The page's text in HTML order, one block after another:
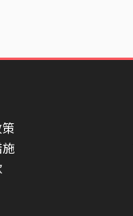
策
施